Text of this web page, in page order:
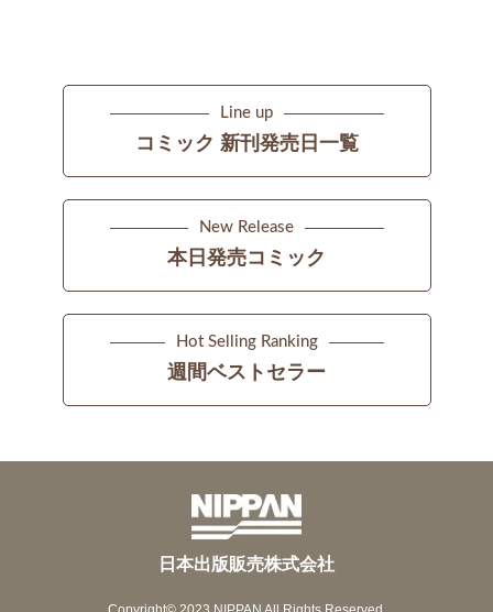
Line up
コミック 新刊発売日一覧
New Release
本日発売コミック
Hot Selling Ranking
週間ベストセラー
日本出版販売株式会社